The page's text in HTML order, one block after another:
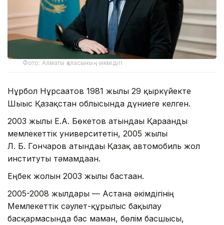
Фото: Алматы қаласының әікмідігі
Нұрбол Нұрсағатов 1981 жылғы 29 қыркүйекте
Шығыс Қазақстан облысында дүниеге келген.
2003 жылы Е.А. Бөкетов атындағы Қарағанды
мемлекеттік университетін, 2005 жылы
Л. Б. Гончаров атындағы Қазақ автомобиль жол
институты тәмамдаған.
Еңбек жолын 2003 жылы бастаған.
2005-2008 жылдары — Астана әкімдігінің
Мемлекеттік сәулет-құрылыс бақылау
басқармасында бас маман, бөлім басшысы,